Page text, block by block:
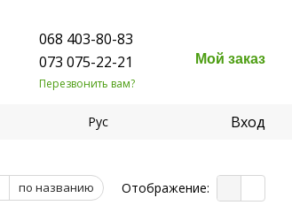
068 403-80-83
073 075-22-21
Перезвонить вам?
Мой заказ
Рус Вход
по названию Отображение: